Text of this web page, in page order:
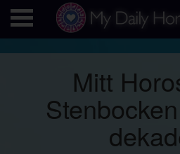
Mitt